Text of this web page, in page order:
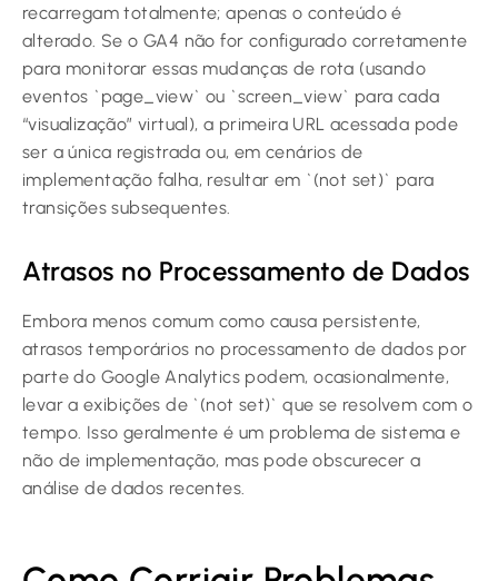
recarregam totalmente; apenas o conteúdo é
alterado. Se o GA4 não for configurado corretamente
para monitorar essas mudanças de rota (usando
eventos `page_view` ou `screen_view` para cada
“visualização” virtual), a primeira URL acessada pode
ser a única registrada ou, em cenários de
implementação falha, resultar em `(not set)` para
transições subsequentes.
Atrasos no Processamento de Dados
Embora menos comum como causa persistente,
atrasos temporários no processamento de dados por
parte do Google Analytics podem, ocasionalmente,
levar a exibições de `(not set)` que se resolvem com o
tempo. Isso geralmente é um problema de sistema e
não de implementação, mas pode obscurecer a
análise de dados recentes.